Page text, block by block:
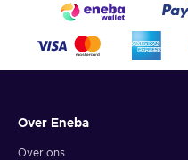
Over Eneba
Over ons